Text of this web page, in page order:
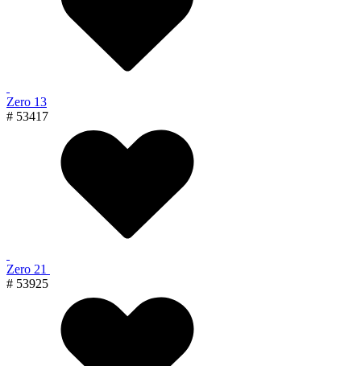
Zero 13
# 53417
Zero 21
# 53925